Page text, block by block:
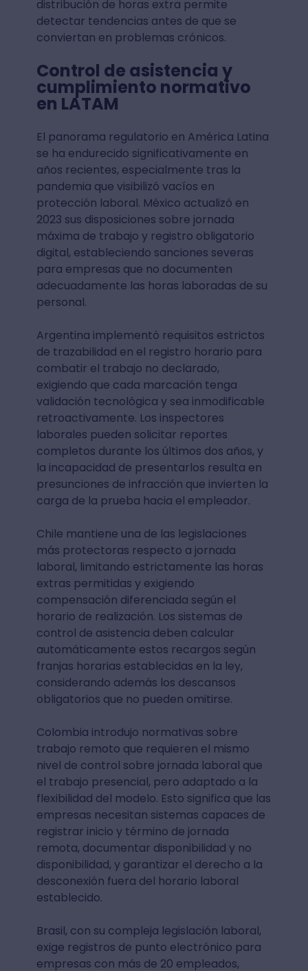
distribución de horas extra permite
detectar tendencias antes de que se
conviertan en problemas crónicos.
Control de asistencia y
cumplimiento normativo
en LATAM
El panorama regulatorio en América Latina
se ha endurecido significativamente en
años recientes, especialmente tras la
pandemia que visibilizó vacíos en
protección laboral. México actualizó en
2023 sus disposiciones sobre jornada
máxima de trabajo y registro obligatorio
digital, estableciendo sanciones severas
para empresas que no documenten
adecuadamente las horas laboradas de su
personal.
Argentina implementó requisitos estrictos
de trazabilidad en el registro horario para
combatir el trabajo no declarado,
exigiendo que cada marcación tenga
validación tecnológica y sea inmodificable
retroactivamente. Los inspectores
laborales pueden solicitar reportes
completos durante los últimos dos años, y
la incapacidad de presentarlos resulta en
presunciones de infracción que invierten la
carga de la prueba hacia el empleador.
Chile mantiene una de las legislaciones
más protectoras respecto a jornada
laboral, limitando estrictamente las horas
extras permitidas y exigiendo
compensación diferenciada según el
horario de realización. Los sistemas de
control de asistencia deben calcular
automáticamente estos recargos según
franjas horarias establecidas en la ley,
considerando además los descansos
obligatorios que no pueden omitirse.
Colombia introdujo normativas sobre
trabajo remoto que requieren el mismo
nivel de control sobre jornada laboral que
el trabajo presencial, pero adaptado a la
flexibilidad del modelo. Esto significa que las
empresas necesitan sistemas capaces de
registrar inicio y término de jornada
remota, documentar disponibilidad y no
disponibilidad, y garantizar el derecho a la
desconexión fuera del horario laboral
establecido.
Brasil, con su compleja legislación laboral,
exige registros de punto electrónico para
empresas con más de 20 empleados,